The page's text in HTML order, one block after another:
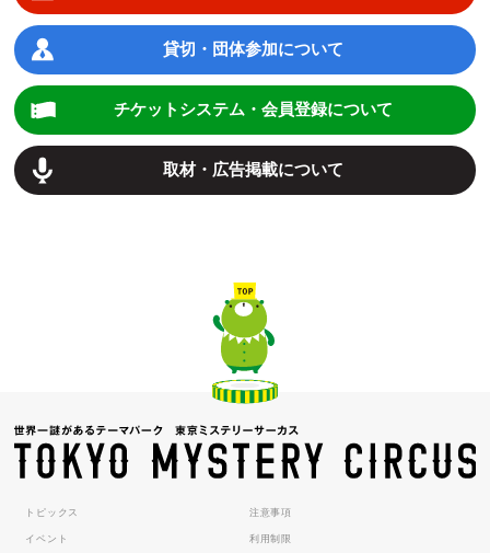
貸切・団体参加について
チケットシステム・会員登録について
取材・広告掲載について
トピックス
イベント
注意事項
利用制限